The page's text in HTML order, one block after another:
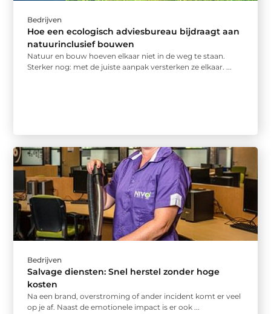
Bedrijven
Hoe een ecologisch adviesbureau bijdraagt aan
natuurinclusief bouwen
Natuur en bouw hoeven elkaar niet in de weg te staan.
Sterker nog: met de juiste aanpak versterken ze elkaar. ...
Bedrijven
Salvage diensten: Snel herstel zonder hoge
kosten
Na een brand, overstroming of ander incident komt er veel
op je af. Naast de emotionele impact is er ook ...